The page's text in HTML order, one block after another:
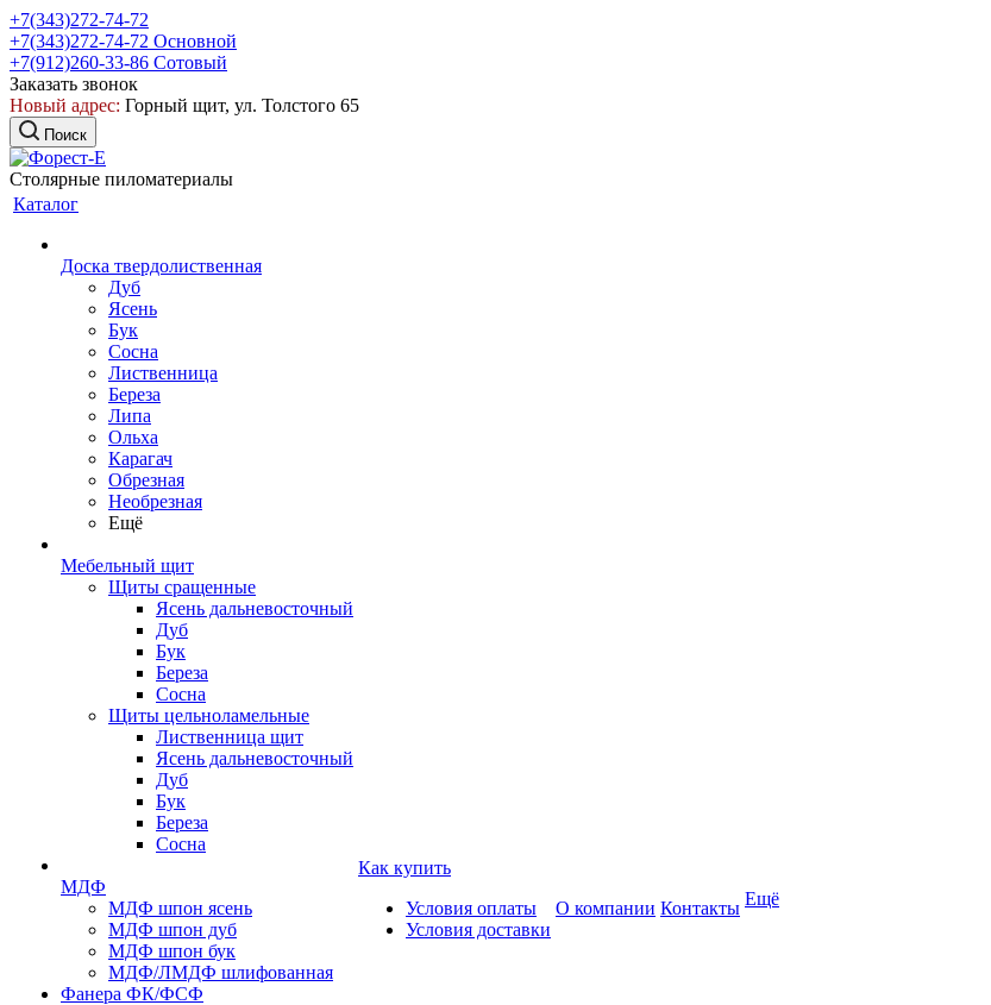
+7(343)272-74-72
+7(343)272-74-72 Основной
+7(912)260-33-86 Сотовый
Заказать звонок
Новый адрес: Горный щит, ул. Толстого 65
Поиск
Столярные пиломатериалы
Каталог
Доска твердолиственная
Дуб
Ясень
Бук
Сосна
Лиственница
Береза
Липа
Ольха
Карагач
Обрезная
Необрезная
Ещё
Мебельный щит
Щиты сращенные
Ясень дальневосточный
Дуб
Бук
Береза
Сосна
Щиты цельноламельные
Лиственница щит
Ясень дальневосточный
Дуб
Бук
Береза
Сосна
МДФ
МДФ шпон ясень
МДФ шпон дуб
МДФ шпон бук
МДФ/ЛМДФ шлифованная
Фанера ФК/ФСФ
Как купить
Условия оплаты
Условия доставки
О компании Контакты Ещё